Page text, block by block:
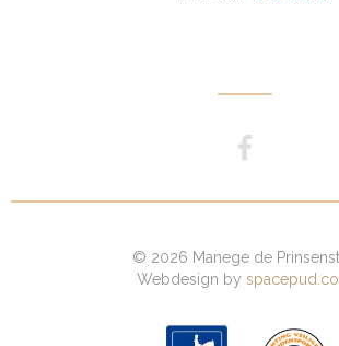
© 2026 Manege de
Webdesign by